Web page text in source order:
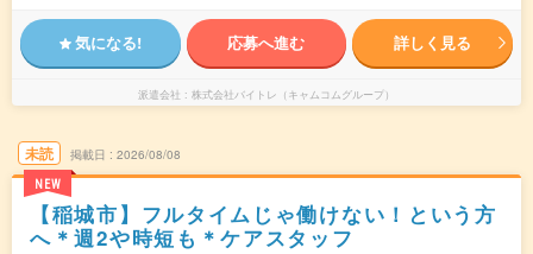
気になる! 応募へ進む 詳しく見る
派遣会社 株式会社バイトレ（キャムコムグループ）
未読
NEW
掲載日 2026/08/08
【稲城市】フルタイムじゃ働けない！という方
へ＊週2や時短も＊ケアスタッフ